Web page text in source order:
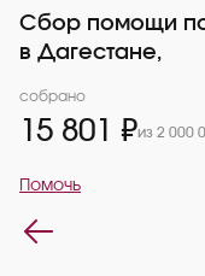
Сбор помощи
в Дагестане,
собрано
15 801 ₽из 2 000
Помочь